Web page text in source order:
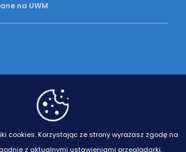
na UWM
cookies. Korzystając ze strony wyrażasz zgodę na
z aktualnymi ustawieniami przeglądarki.